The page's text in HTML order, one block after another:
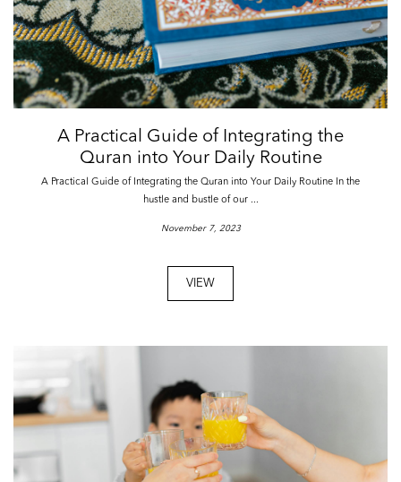
A Practical Guide of Integrating the
Quran into Your Daily Routine
A Practical Guide of Integrating the Quran into Your Daily Routine In the
hustle and bustle of our ...
November 7, 2023
VIEW